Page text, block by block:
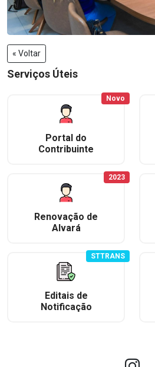
« Voltar
Serviços Úteis
Portal do
Contribuinte
Novo
Renovação de
Alvará
2023
Editais de
Notificação
STTRANS